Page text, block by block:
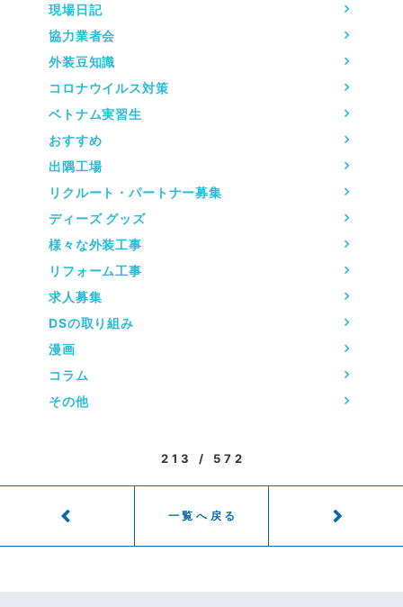
現場日記
協力業者会
外装豆知識
コロナウイルス対策
ベトナム実習生
おすすめ
出隅工場
リクルート・パートナー募集
ディーズ グッズ
様々な外装工事
リフォーム工事
求人募集
DSの取り組み
漫画
コラム
その他
213 / 572
一覧へ戻る